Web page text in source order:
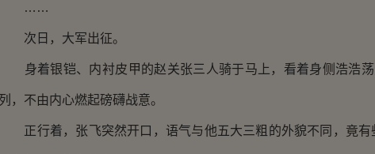
……
次日，大军出征。
身着银铠、内衬皮甲的赵关张三人骑于马上，看着身侧浩浩荡
列，不由内心燃起磅礴战意。
正行着，张飞突然开口，语气与他五大三粗的外貌不同，竟有